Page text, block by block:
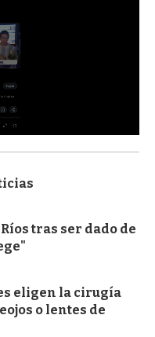
tras ser dado de
eligen la cirugía
o lentes de